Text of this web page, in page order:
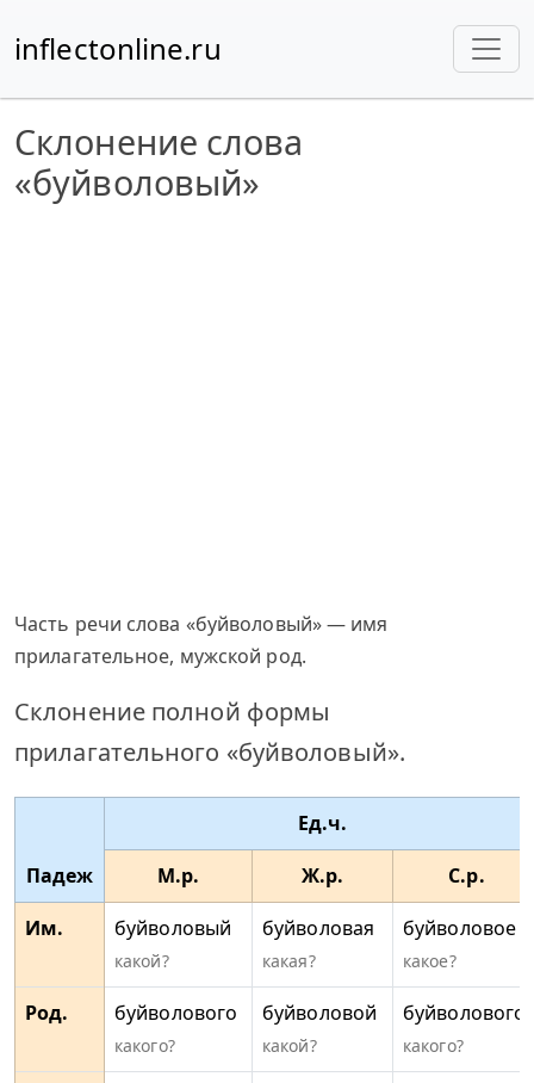
inflectonline.ru
Склонение слова
«буйволовый»
Часть речи слова «буйволовый» — имя
прилагательное, мужской род.
Склонение полной формы
прилагательного «буйволовый».
Падеж
Ед.ч.
М.р.
Ж.р.
С.р.
Им.
буйволовый
какой?
буйволовая
какая?
буйволовое
какое?
Род. буйволового
какого?
буйволовой
какой?
буйволового
какого?